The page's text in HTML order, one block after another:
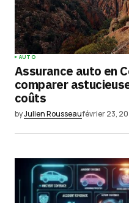
AUTO
Assurance auto en
comparer
coûts
byJulien Rousseaufévrier 23,